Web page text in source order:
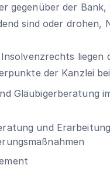
gegenüber der Bank,
sind oder drohen,
liegen
der Kanzlei
Gläubigerberatung
und